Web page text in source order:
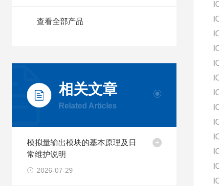
查看全部产品
相关文章
Related Articles
模拟量输出模块的基本原理及日
常维护说明
2026-07-29